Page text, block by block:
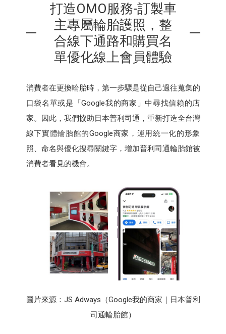
打造OMO服務-訂製車
主專屬輪胎護照，整
合線下通路和購買名
單優化線上會員體驗
消費者在更換輪胎時，第一步驟是從自己過往蒐集的
口袋名單或是「Google我的商家」中尋找信賴的店
家。因此，我們協助日本普利司通，重新打造全台灣
線下實體輪胎館的Google商家，運用統一化的形象
照、命名與優化搜尋關鍵字，增加普利司通輪胎館被
消費者看見的機會。
圖片來源：JS Adways（Google我的商家｜日本普利
司通輪胎館）